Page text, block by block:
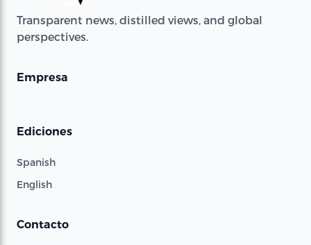
Transparent news, distilled views, and global
perspectives.
Empresa
Ediciones
Spanish
English
Contacto